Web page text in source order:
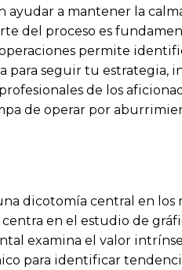
ayudar a mantener la
del proceso es
permite
para seguir tu estrategia,
de los
de operar por
dicotomía central en los
en el estudio de
examina el valor
para identificar